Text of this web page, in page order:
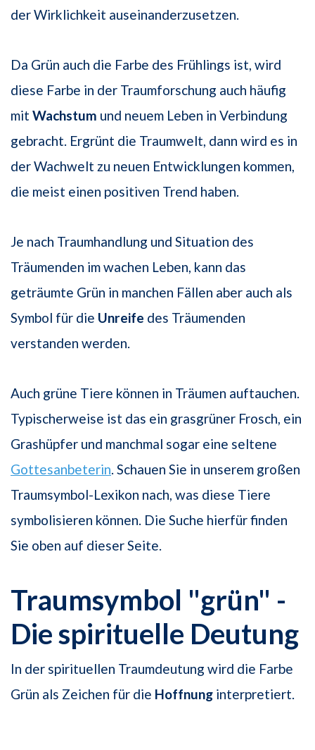
der Wirklichkeit auseinanderzusetzen.
Da Grün auch die Farbe des Frühlings ist, wird
diese Farbe in der Traumforschung auch häufig
mit Wachstum und neuem Leben in Verbindung
gebracht. Ergrünt die Traumwelt, dann wird es in
der Wachwelt zu neuen Entwicklungen kommen,
die meist einen positiven Trend haben.
Je nach Traumhandlung und Situation des
Träumenden im wachen Leben, kann das
geträumte Grün in manchen Fällen aber auch als
Symbol für die Unreife des Träumenden
verstanden werden.
Auch grüne Tiere können in Träumen auftauchen.
Typischerweise ist das ein grasgrüner Frosch, ein
Grashüpfer und manchmal sogar eine seltene
Gottesanbeterin. Schauen Sie in unserem großen
Traumsymbol-Lexikon nach, was diese Tiere
symbolisieren können. Die Suche hierfür finden
Sie oben auf dieser Seite.
Traumsymbol "grün" -
Die spirituelle Deutung
In der spirituellen Traumdeutung wird die Farbe
Grün als Zeichen für die Hoffnung interpretiert.